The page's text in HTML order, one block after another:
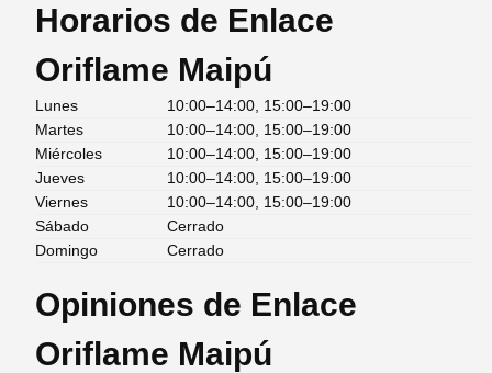
Horarios de Enlace
Oriflame Maipú
Lunes
10:00–14:00, 15:00–19:00
Martes
10:00–14:00, 15:00–19:00
Miércoles
10:00–14:00, 15:00–19:00
Jueves
10:00–14:00, 15:00–19:00
Viernes
10:00–14:00, 15:00–19:00
Sábado
Cerrado
Domingo
Cerrado
Opiniones de Enlace
Oriflame Maipú